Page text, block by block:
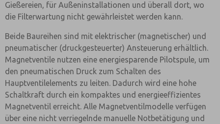
Gießereien, für Außeninstallationen und überall dort, wo
die Filterwartung nicht gewährleistet werden kann.
Beide Baureihen sind mit elektrischer (magnetischer) und
pneumatischer (druckgesteuerter) Ansteuerung erhältlich.
Magnetventile nutzen eine energiesparende Pilotspule, um
den pneumatischen Druck zum Schalten des
Hauptventilelements zu leiten. Dadurch wird eine hohe
Schaltkraft durch ein kompaktes und energieeffizientes
Magnetventil erreicht. Alle Magnetventilmodelle verfügen
über eine nicht verriegelnde manuelle Notbetätigung und